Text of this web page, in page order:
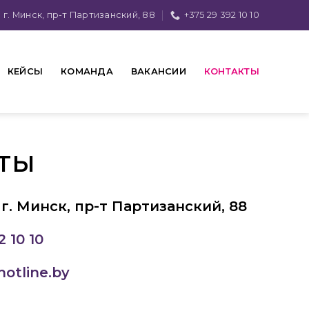
г. Минск, пр-т Партизанский, 88 +375 29 392 10 10
КЕЙСЫ КОМАНДА ВАКАНСИИ КОНТАКТЫ
Минск, пр-т Партизанский, 88
10 10